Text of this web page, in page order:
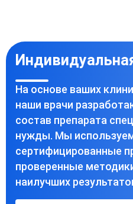
На основе ваших
наши врачи
состав препарата
нужды. Мы
сертифицированные
проверенные
наилучших